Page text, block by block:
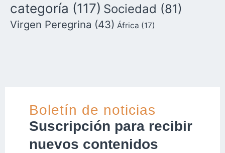
categoría (117) Sociedad (81)
Virgen Peregrina (43) África (17)
Boletín de noticias
Suscripción para recibir
nuevos contenidos